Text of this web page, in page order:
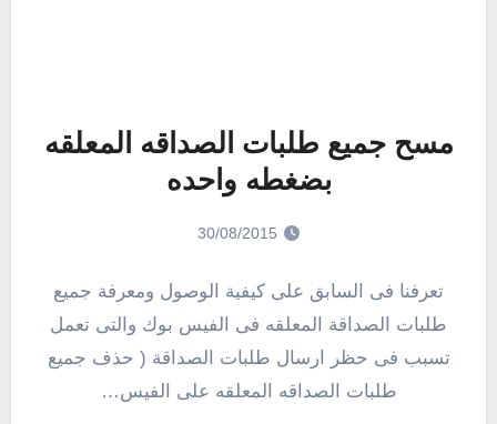
مسح جميع طلبات الصداقه المعلقه
بضغطه واحده
30/08/2015
تعرفنا فى السابق على كيفية الوصول ومعرفة جميع
طلبات الصداقة المعلقه فى الفيس بوك والتى تعمل
تسبب فى حظر ارسال طلبات الصداقة ( حذف جميع
طلبات الصداقه المعلقه على الفيس…